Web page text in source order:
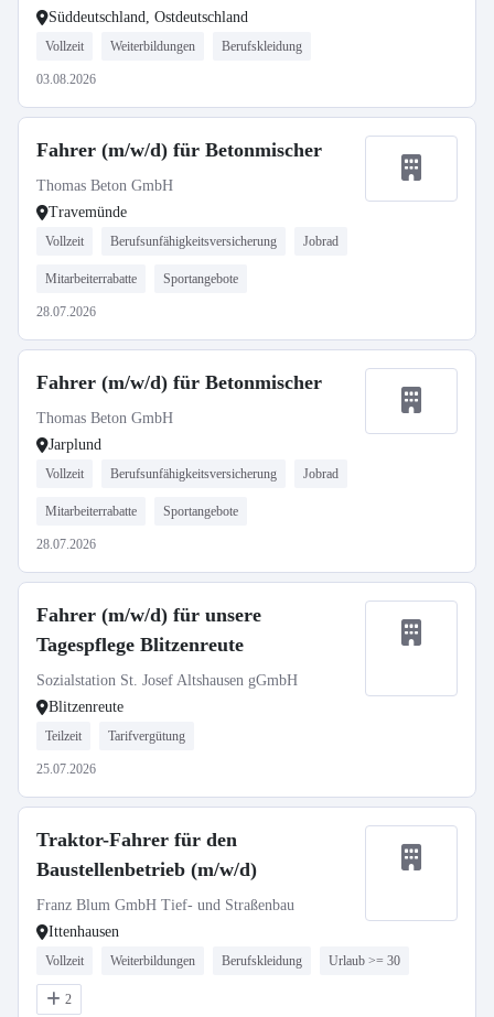
Süddeutschland, Ostdeutschland
Vollzeit Weiterbildungen Berufskleidung
03.08.2026
Fahrer (m/w/d) für Betonmischer
Thomas Beton GmbH
Travemünde
Vollzeit Berufsunfähigkeitsversicherung Jobrad
Mitarbeiterrabatte Sportangebote
28.07.2026
Fahrer (m/w/d) für Betonmischer
Thomas Beton GmbH
Jarplund
Vollzeit Berufsunfähigkeitsversicherung Jobrad
Mitarbeiterrabatte Sportangebote
28.07.2026
Fahrer (m/w/d) für unsere
Tagespflege Blitzenreute
Sozialstation St. Josef Altshausen gGmbH
Blitzenreute
Teilzeit Tarifvergütung
25.07.2026
Traktor-Fahrer für den
Baustellenbetrieb (m/w/d)
Franz Blum GmbH Tief- und Straßenbau
Ittenhausen
Vollzeit Weiterbildungen Berufskleidung Urlaub >= 30
2